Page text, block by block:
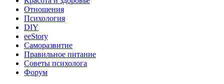
Отношения
Психология
DIY
ееStory
Саморазвитие
Правильное питание
Советы психолога
Форум